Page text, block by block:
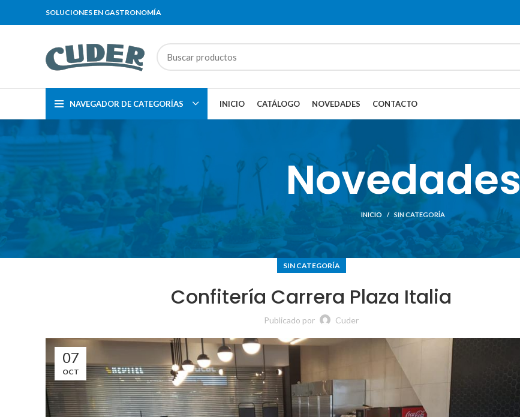
SOLUCIONES EN GASTRONOMÍA
NAVEGADOR DE CATEGORÍAS INICIO CATÁLOGO NOVEDADES CONTACTO
Novedades
INICIO SIN CATEGORÍA
SIN CATEGORÍA
Confitería Carrera Plaza Italia
Publicado por Cuder
07
OCT